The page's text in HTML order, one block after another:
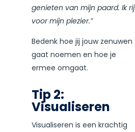
genieten van mijn paard. Ik rij
voor mijn plezier.”
Bedenk hoe jij jouw zenuwen
gaat noemen en hoe je
ermee omgaat.
Tip 2:
Visualiseren
Visualiseren is een krachtig